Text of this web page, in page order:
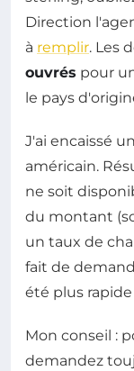
Direction
à remplir. Les
ouvrés pour
le pays
J'ai encaissé
américain.
ne soit
du montant
un taux de
fait de
été plus
Mon conseil :
demandez